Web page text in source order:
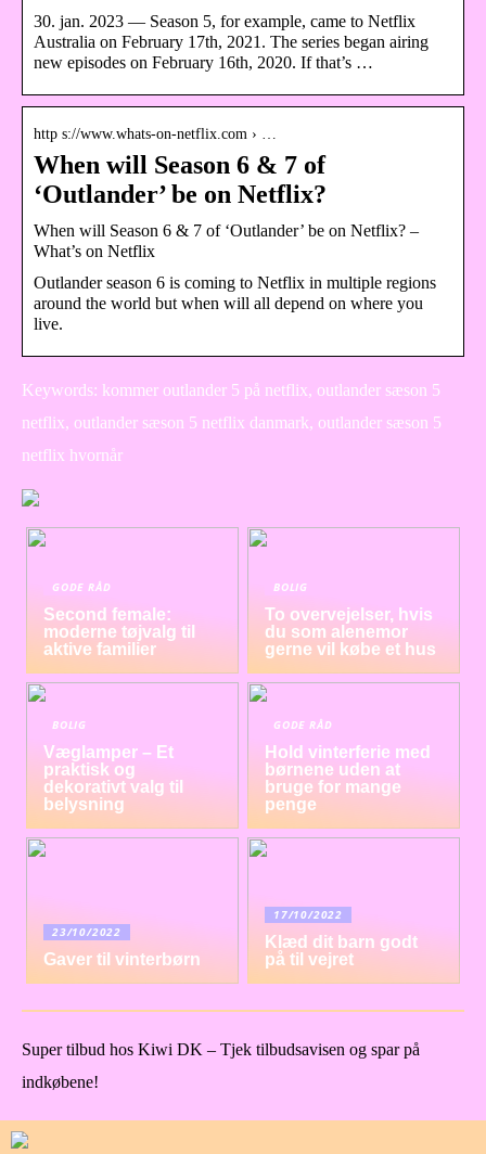
30. jan. 2023 — Season 5, for example, came to Netflix
Australia on February 17th, 2021. The series began airing
new episodes on February 16th, 2020. If that’s …
http s://www.whats-on-netflix.com › …
When will Season 6 & 7 of
‘Outlander’ be on Netflix?
When will Season 6 & 7 of ‘Outlander’ be on Netflix? –
What’s on Netflix
Outlander season 6 is coming to Netflix in multiple regions
around the world but when will all depend on where you
live.
Keywords: kommer outlander 5 på netflix, outlander sæson 5
netflix, outlander sæson 5 netflix danmark, outlander sæson 5
netflix hvornår
GODE RÅD
Second female:
moderne tøjvalg til
aktive familier
BOLIG
To overvejelser, hvis
du som alenemor
gerne vil købe et hus
BOLIG
Væglamper – Et
praktisk og
dekorativt valg til
belysning
GODE RÅD
Hold vinterferie med
børnene uden at
bruge for mange
penge
23/10/2022
Gaver til vinterbørn
17/10/2022
Klæd dit barn godt
på til vejret
Super tilbud hos Kiwi DK – Tjek tilbudsavisen og spar på
indkøbene!